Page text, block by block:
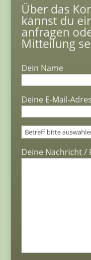
Über das
kannst du
anfragen
Mitteilung
Dein Name
Deine E-Mail-
Deine Nachricht /